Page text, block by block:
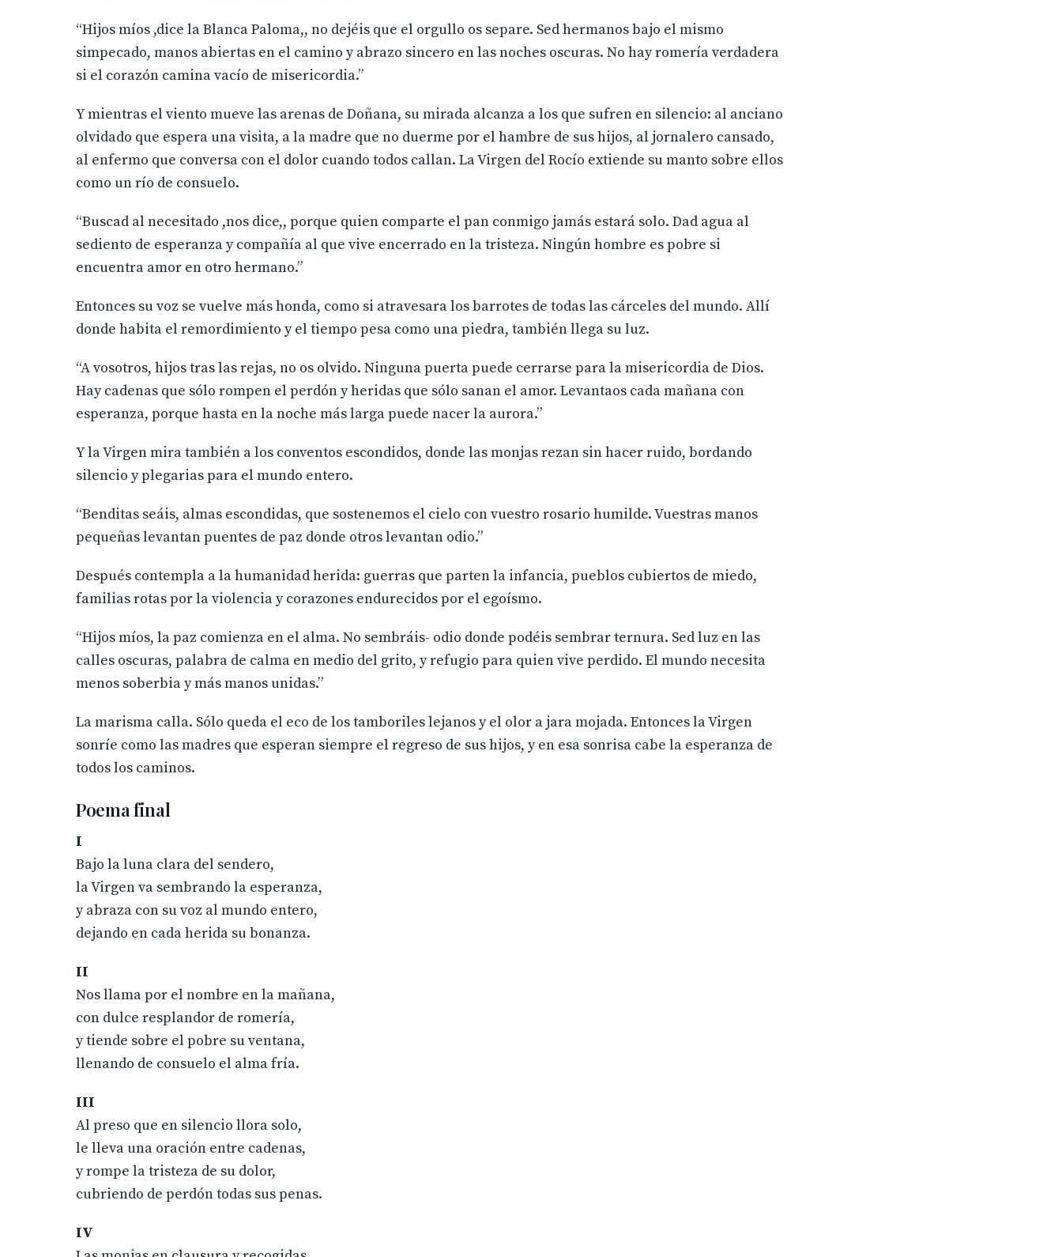
“Hijos míos ,dice la Blanca Paloma,, no dejéis que el orgullo os separe. Sed hermanos bajo el mismo
simpecado, manos abiertas en el camino y abrazo sincero en las noches oscuras. No hay romería verdadera
si el corazón camina vacío de misericordia.”
Y mientras el viento mueve las arenas de Doñana, su mirada alcanza a los que sufren en silencio: al anciano
olvidado que espera una visita, a la madre que no duerme por el hambre de sus hijos, al jornalero cansado,
al enfermo que conversa con el dolor cuando todos callan. La Virgen del Rocío extiende su manto sobre ellos
como un río de consuelo.
“Buscad al necesitado ,nos dice,, porque quien comparte el pan conmigo jamás estará solo. Dad agua al
sediento de esperanza y compañía al que vive encerrado en la tristeza. Ningún hombre es pobre si
encuentra amor en otro hermano.”
Entonces su voz se vuelve más honda, como si atravesara los barrotes de todas las cárceles del mundo. Allí
donde habita el remordimiento y el tiempo pesa como una piedra, también llega su luz.
“A vosotros, hijos tras las rejas, no os olvido. Ninguna puerta puede cerrarse para la misericordia de Dios.
Hay cadenas que sólo rompen el perdón y heridas que sólo sanan el amor. Levantaos cada mañana con
esperanza, porque hasta en la noche más larga puede nacer la aurora.”
Y la Virgen mira también a los conventos escondidos, donde las monjas rezan sin hacer ruido, bordando
silencio y plegarias para el mundo entero.
“Benditas seáis, almas escondidas, que sostenemos el cielo con vuestro rosario humilde. Vuestras manos
pequeñas levantan puentes de paz donde otros levantan odio.”
Después contempla a la humanidad herida: guerras que parten la infancia, pueblos cubiertos de miedo,
familias rotas por la violencia y corazones endurecidos por el egoísmo.
“Hijos míos, la paz comienza en el alma. No sembráis- odio donde podéis sembrar ternura. Sed luz en las
calles oscuras, palabra de calma en medio del grito, y refugio para quien vive perdido. El mundo necesita
menos soberbia y más manos unidas.”
La marisma calla. Sólo queda el eco de los tamboriles lejanos y el olor a jara mojada. Entonces la Virgen
sonríe como las madres que esperan siempre el regreso de sus hijos, y en esa sonrisa cabe la esperanza de
todos los caminos.
Poema final
I
Bajo la luna clara del sendero,
la Virgen va sembrando la esperanza,
y abraza con su voz al mundo entero,
dejando en cada herida su bonanza.
II
Nos llama por el nombre en la mañana,
con dulce resplandor de romería,
y tiende sobre el pobre su ventana,
llenando de consuelo el alma fría.
III
Al preso que en silencio llora solo,
le lleva una oración entre cadenas,
y rompe la tristeza de su dolor,
cubriendo de perdón todas sus penas.
IV